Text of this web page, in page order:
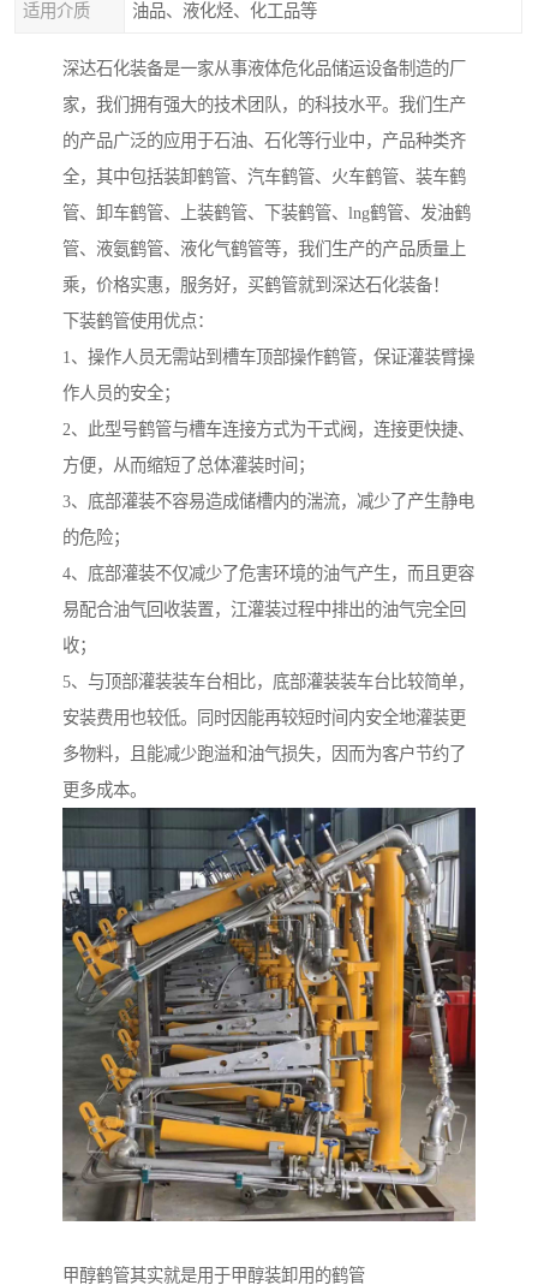
适用介质 油品、液化烃、化工品等
深达石化装备是一家从事液体危化品储运设备制造的厂
家，我们拥有强大的技术团队，的科技水平。我们生产
的产品广泛的应用于石油、石化等行业中，产品种类齐
全，其中包括装卸鹤管、汽车鹤管、火车鹤管、装车鹤
管、卸车鹤管、上装鹤管、下装鹤管、lng鹤管、发油鹤
管、液氨鹤管、液化气鹤管等，我们生产的产品质量上
乘，价格实惠，服务好，买鹤管就到深达石化装备！
下装鹤管使用优点：
1、操作人员无需站到槽车顶部操作鹤管，保证灌装臂操
作人员的安全；
2、此型号鹤管与槽车连接方式为干式阀，连接更快捷、
方便，从而缩短了总体灌装时间；
3、底部灌装不容易造成储槽内的湍流，减少了产生静电
的危险；
4、底部灌装不仅减少了危害环境的油气产生，而且更容
易配合油气回收装置，江灌装过程中排出的油气完全回
收；
5、与顶部灌装装车台相比，底部灌装装车台比较简单，
安装费用也较低。同时因能再较短时间内安全地灌装更
多物料，且能减少跑溢和油气损失，因而为客户节约了
更多成本。
甲醇鹤管其实就是用于甲醇装卸用的鹤管